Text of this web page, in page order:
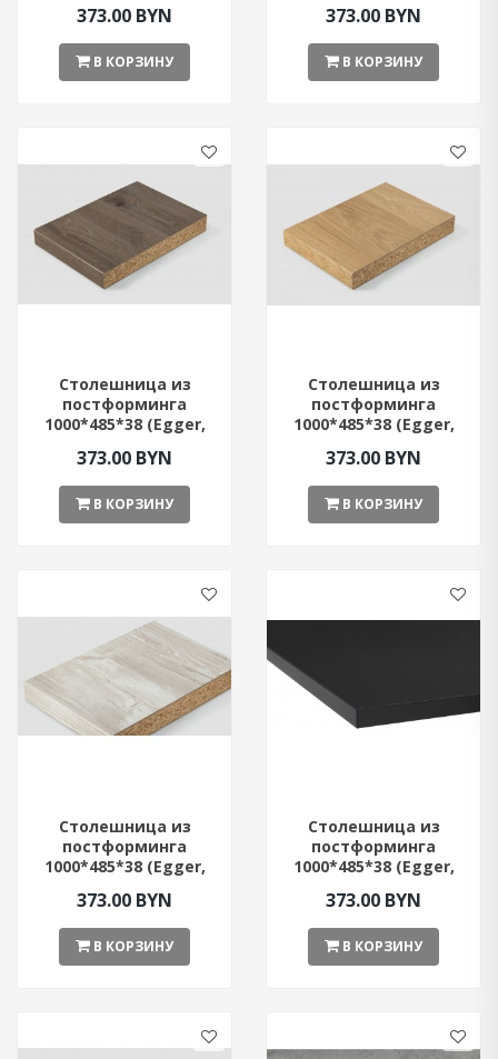
серый)
373.00 BYN
В КОРЗИНУ
373.00 BYN
В КОРЗИНУ
Столешница из
постформинга
1000*485*38 (Egger,
373.00 BYN
В КОРЗИНУ
Столешница из
постформинга
1000*485*38 (Egger,
373.00 BYN
В КОРЗИНУ
Столешница из
постформинга
1000*485*38 (Egger,
373.00 BYN
В КОРЗИНУ
Столешница из
постформинга
1000*485*38 (Egger,
373.00 BYN
В КОРЗИНУ